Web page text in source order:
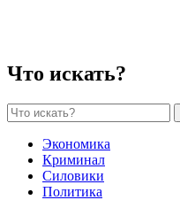
Что искать?
Экономика
Криминал
Силовики
Политика